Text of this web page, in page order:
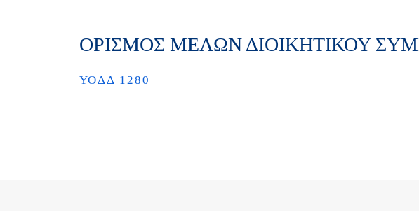
ΟΡΙΣΜΟΣ ΜΕΛΩΝ ΔΙΟΙΚΗΤΙΚΟΥ
ΥΟΔΔ 1280